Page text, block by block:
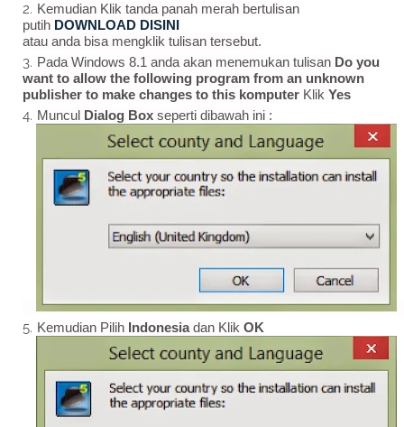
Kemudian Klik tanda panah merah bertulisan
putih DOWNLOAD DISINI
atau anda bisa mengklik tulisan tersebut.
Pada Windows 8.1 anda akan menemukan tulisan Do you
want to allow the following program from an unknown
publisher to make changes to this komputer Klik Yes
Muncul Dialog Box seperti dibawah ini :
Kemudian Pilih Indonesiadan Klik OK